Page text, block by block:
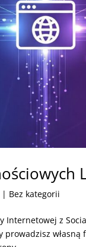
| Bez kategorii
Internetowej z
własną